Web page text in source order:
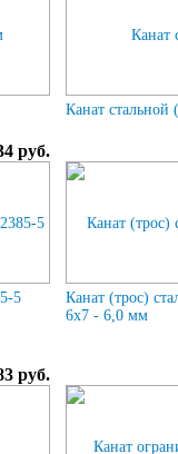
руб.
Канат
5
руб.
Канат (трос)
6x7 - 6,0 мм